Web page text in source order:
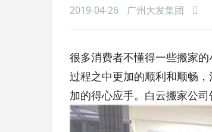
2019-04-26 广州大发集团
很多消费者不懂得一些搬家
过程之中更加的顺利和顺畅
加的得心应手。白云搬家公司